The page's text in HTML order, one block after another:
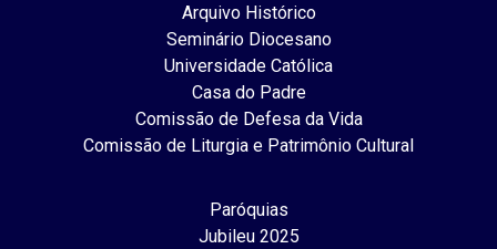
Arquivo Histórico
Seminário Diocesano
Universidade Católica
Casa do Padre
Comissão de Defesa da Vida
Comissão de Liturgia e Patrimônio Cultural
Paróquias
Jubileu 2025